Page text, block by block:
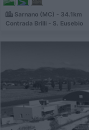
Sarnano (MC) - 34.1km
Contrada Brilli - S. Eusebio